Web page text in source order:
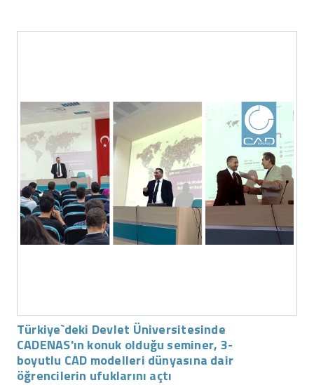
Türkiye`deki Devlet Üniversitesinde
CADENAS'ın konuk olduğu seminer, 3-
boyutlu CAD modelleri dünyasına dair
öğrencilerin ufuklarını açtı